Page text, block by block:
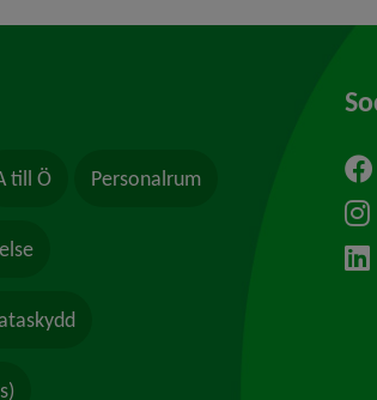
till Ö Personalrum